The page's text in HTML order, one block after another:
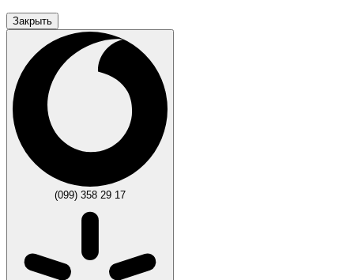
Закрыть
(099) 358 29 17